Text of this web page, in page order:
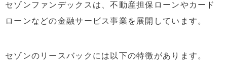
セゾンファンデックスは、不動産担保ローンやカード
ローンなどの金融サービス事業を展開しています。
セゾンのリースバックには以下の特徴があります。